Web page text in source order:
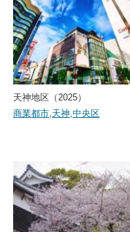
天神地区（2025）
商業都市,天神,中央区